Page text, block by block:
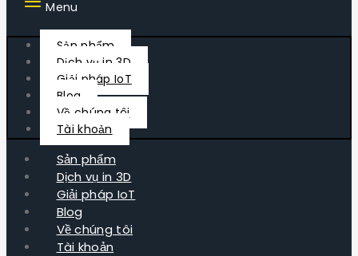
Menu
Sản phẩm
Dịch vụ in 3D
Giải pháp IoT
Blog
Về chúng tôi
Tài khoản
Sản phẩm
Dịch vụ in 3D
Giải pháp IoT
Blog
Về chúng tôi
Tài khoản